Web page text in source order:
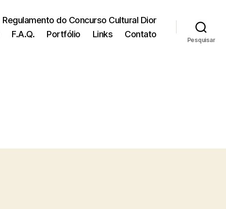
Regulamento do Concurso Cultural Dior
F.A.Q. Portfólio Links Contato
Pesquisar